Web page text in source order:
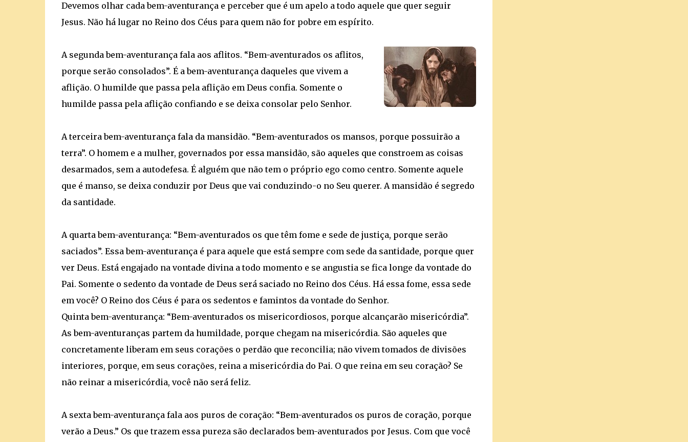
Devemos olhar cada bem-aventurança e perceber que é um apelo a todo aquele que quer seguir
Jesus. Não há lugar no Reino dos Céus para quem não for pobre em espírito.
A segunda bem-aventurança fala aos aflitos. “Bem-aventurados os aflitos,
porque serão consolados”. É a bem-aventurança daqueles que vivem a
aflição. O humilde que passa pela aflição em Deus confia. Somente o
humilde passa pela aflição confiando e se deixa consolar pelo Senhor.
A terceira bem-aventurança fala da mansidão. “Bem-aventurados os mansos, porque possuirão a
terra”. O homem e a mulher, governados por essa mansidão, são aqueles que constroem as coisas
desarmados, sem a autodefesa. É alguém que não tem o próprio ego como centro. Somente aquele
que é manso, se deixa conduzir por Deus que vai conduzindo-o no Seu querer. A mansidão é segredo
da santidade.
A quarta bem-aventurança: “Bem-aventurados os que têm fome e sede de justiça, porque serão
saciados”. Essa bem-aventurança é para aquele que está sempre com sede da santidade, porque quer
ver Deus. Está engajado na vontade divina a todo momento e se angustia se fica longe da vontade do
Pai. Somente o sedento da vontade de Deus será saciado no Reino dos Céus. Há essa fome, essa sede
em você? O Reino dos Céus é para os sedentos e famintos da vontade do Senhor.
Quinta bem-aventurança: “Bem-aventurados os misericordiosos, porque alcançarão misericórdia”.
As bem-aventuranças partem da humildade, porque chegam na misericórdia. São aqueles que
concretamente liberam em seus corações o perdão que reconcilia; não vivem tomados de divisões
interiores, porque, em seus corações, reina a misericórdia do Pai. O que reina em seu coração? Se
não reinar a misericórdia, você não será feliz.
A sexta bem-aventurança fala aos puros de coração: “Bem-aventurados os puros de coração, porque
verão a Deus.” Os que trazem essa pureza são declarados bem-aventurados por Jesus. Com que você